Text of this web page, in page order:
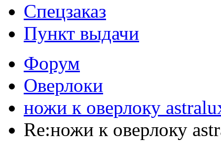
Спецзаказ
Пункт выдачи
Форум
Оверлоки
ножи к оверлоку
Re:ножи к оверлоку